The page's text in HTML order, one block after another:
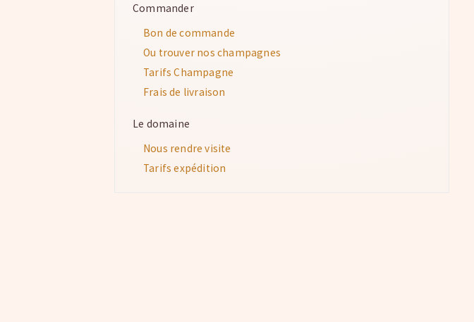
Commander
Bon de commande
Ou trouver nos champagnes
Tarifs Champagne
Frais de livraison
Le domaine
Nous rendre visite
Tarifs expédition